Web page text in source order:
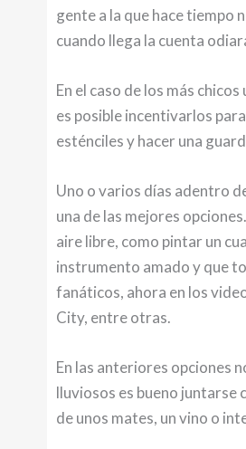
gente a la que hace tiempo
cuando llega la cuenta
En el caso de los más
es posible incentivarlos
esténciles y hacer una
Uno o varios días adentro
una de las mejores
aire libre, como pintar un
instrumento amado y que
fanáticos, ahora en los
City, entre otras.
En las anteriores opciones
lluviosos es bueno juntarse
de unos mates, un vino o